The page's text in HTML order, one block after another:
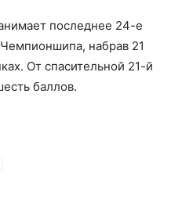
последнее 24-е
набрав 21
От спасительной 21-й
баллов.